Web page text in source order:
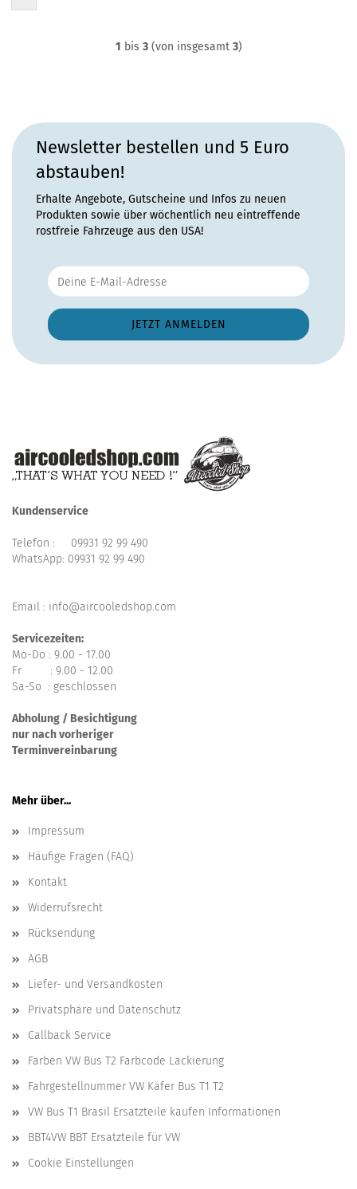
1 bis 3(von insgesamt 3)
Newsletter bestellen und 5 Euro
abstauben!
Erhalte Angebote, Gutscheine und Infos zu neuen
Produkten sowie über wöchentlich neu eintreffende
rostfreie Fahrzeuge aus den USA!
Kundenservice
Telefon : 09931 92 99 490
WhatsApp: 09931 92 99 490
Email : info@aircooledshop.com
Servicezeiten:
Mo-Do : 9.00 - 17.00
Fr : 9.00 - 12.00
Sa-So : geschlossen
Abholung / Besichtigung
nur nach vorheriger
Terminvereinbarung
Mehr über...
Impressum
Häufige Fragen (FAQ)
Kontakt
Widerrufsrecht
Rücksendung
AGB
Liefer- und Versandkosten
Privatsphäre und Datenschutz
Callback Service
Farben VW Bus T2 Farbcode Lackierung
Fahrgestellnummer VW Käfer Bus T1 T2
VW Bus T1 Brasil Ersatzteile kaufen Informationen
BBT4VW BBT Ersatzteile für VW
Cookie Einstellungen